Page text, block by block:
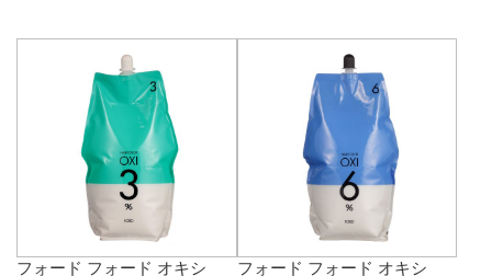
フォード フォード オキシ フォード フォード オキシ